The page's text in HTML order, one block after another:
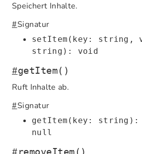
Speichert Inhalte.
#Signatur
setItem(key: string,
string): void
#getItem()
Ruft Inhalte ab.
#Signatur
getItem(key:
null
removeItem()